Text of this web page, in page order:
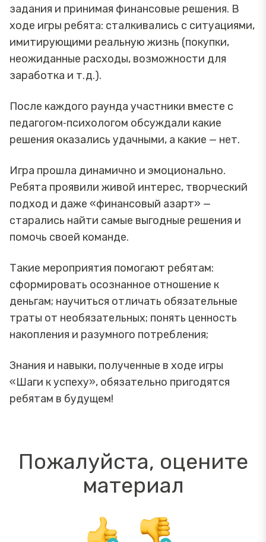
задания и принимая финансовые решения. В
ходе игры ребята: сталкивались с ситуациями,
имитирующими реальную жизнь (покупки,
неожиданные расходы, возможности для
заработка и т. д.).
После каждого раунда участники вместе с
педагогом‑психологом обсуждали какие
решения оказались удачными, а какие — нет.
Игра прошла динамично и эмоционально.
Ребята проявили живой интерес, творческий
подход и даже «финансовый азарт» —
старались найти самые выгодные решения и
помочь своей команде.
Такие мероприятия помогают ребятам:
сформировать осознанное отношение к
деньгам; научиться отличать обязательные
траты от необязательных; понять ценность
накопления и разумного потребления;
Знания и навыки, полученные в ходе игры
«Шаги к успеху», обязательно пригодятся
ребятам в будущем!
Пожалуйста, оцените
материал